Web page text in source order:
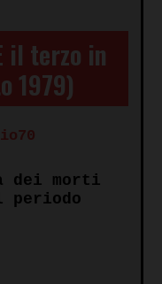
il terzo in
1979)
dei morti
periodo